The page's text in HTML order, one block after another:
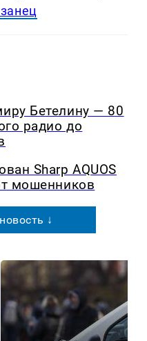
Бетелину — 80
радио до
Sharp AQUOS
мошенников
↓